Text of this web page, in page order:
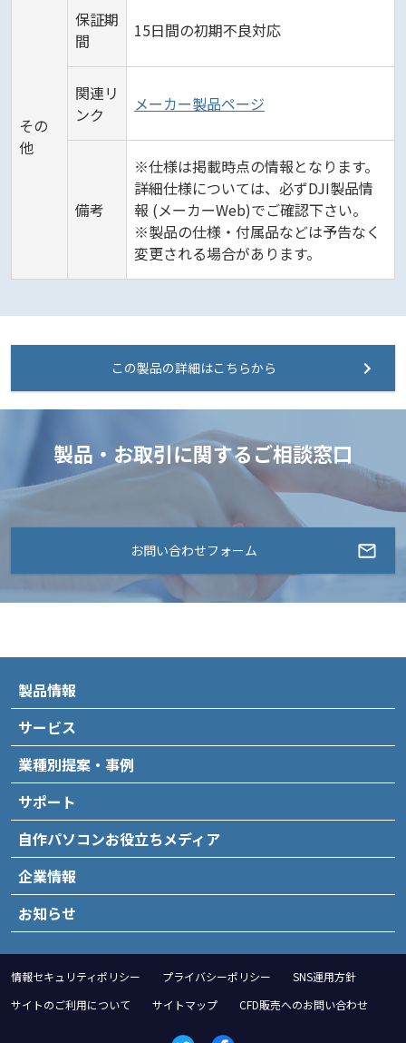
その
他
保証期
間
15日間の初期不良対応
関連リ
ンク
メーカー製品ページ
備考
※仕様は掲載時点の情報となります。
詳細仕様については、必ずDJI製品情
報 (メーカーWeb)でご確認下さい。
※製品の仕様・付属品などは予告なく
変更される場合があります。
この製品の詳細はこちらから
製品・お取引に関するご相談窓口
お問い合わせフォーム
製品情報
サービス
業種別提案・事例
サポート
自作パソコンお役立ちメディア
企業情報
お知らせ
情報セキュリティポリシー プライバシーポリシー
SNS運用方針
サイトのご利用について
サイトマップ CFD販売へのお問い合わせ